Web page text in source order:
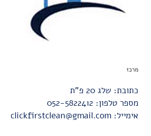
מרכז
כתובת: שלג 20 פ"ת
מספר טלפון: 052-5822412
אימייל: clickfirstclean@gmail.com